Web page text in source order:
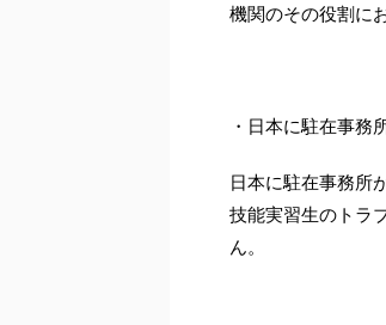
機関のその役割に
・日本に駐在事務
日本に駐在事務所
技能実習生のトラ
ん。